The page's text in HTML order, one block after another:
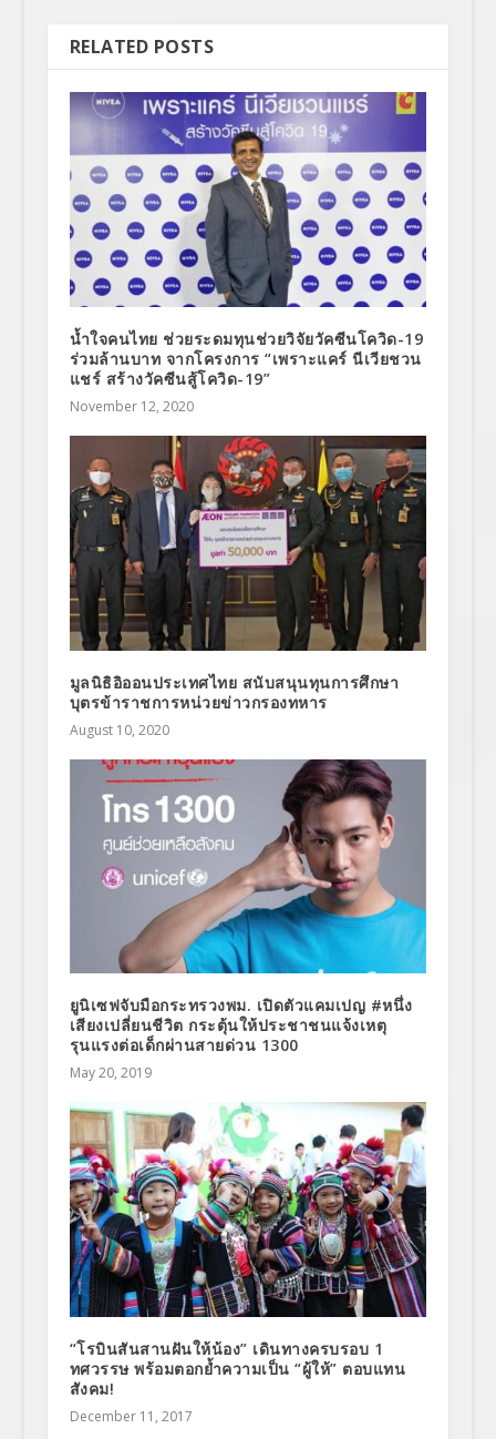
RELATED POSTS
น้ำใจคนไทย ช่วยระดมทุนช่วยวิจัยวัคซีนโควิด-19
ร่วมล้านบาท จากโครงการ “เพราะแคร์ นีเวียชวน
แชร์ สร้างวัคซีนสู้โควิด-19”
November 12, 2020
มูลนิธิอิออนประเทศไทย สนับสนุนทุนการศึกษา
บุตรข้าราชการหน่วยข่าวกรองทหาร
August 10, 2020
ยูนิเซฟจับมือกระทรวงพม. เปิดตัวแคมเปญ #หนึ่ง
เสียงเปลี่ยนชีวิต กระตุ้นให้ประชาชนแจ้งเหตุ
รุนแรงต่อเด็กผ่านสายด่วน 1300
May 20, 2019
“โรบินสันสานฝันให้น้อง” เดินทางครบรอบ 1
ทศวรรษ พร้อมตอกย้ำความเป็น “ผู้ให้” ตอบแทน
สังคม!
December 11, 2017